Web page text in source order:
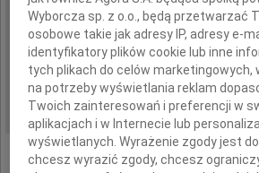
IMIĘ I NAZWISKO: Barbara
REGION: Warszawa
DATA EMISJI: 19.03.2010
Wyborcza sp. z o.o., będą przetwarzać
osobowe takie jak adresy IP, adresy e-
identyfikatory plików cookie lub inne
tych plikach do celów marketingowych,
na potrzeby wyświetlania reklam
Twoich zainteresowań i preferencji w
aplikacjach i w Internecie lub
wyświetlanych. Wyrażenie zgody jest
chcesz wyrazić zgody, chcesz